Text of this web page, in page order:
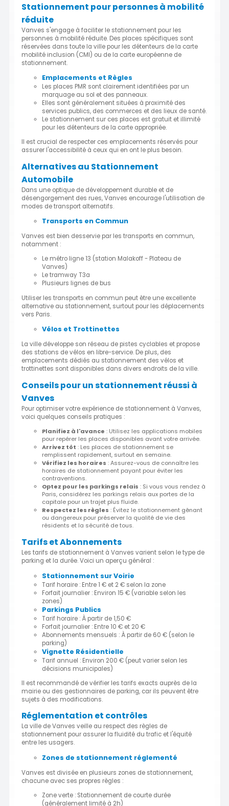
Stationnement pour personnes à mobilité
réduite
Vanves s'engage à faciliter le stationnement pour les
personnes à mobilité réduite. Des places spécifiques sont
réservées dans toute la ville pour les détenteurs de la carte
mobilité inclusion (CMI) ou de la carte européenne de
stationnement.
Emplacements et Règles
Les places PMR sont clairement identifiées par un
marquage au sol et des panneaux.
Elles sont généralement situées à proximité des
services publics, des commerces et des lieux de santé.
Le stationnement sur ces places est gratuit et illimité
pour les détenteurs de la carte appropriée.
Il est crucial de respecter ces emplacements réservés pour
assurer l'accessibilité à ceux qui en ont le plus besoin.
Alternatives au Stationnement
Automobile
Dans une optique de développement durable et de
désengorgement des rues, Vanves encourage l'utilisation de
modes de transport alternatifs.
Transports en Commun
Vanves est bien desservie par les transports en commun,
notamment :
Le métro ligne 13 (station Malakoff - Plateau de
Vanves)
Le tramway T3a
Plusieurs lignes de bus
Utiliser les transports en commun peut être une excellente
alternative au stationnement, surtout pour les déplacements
vers Paris.
Vélos et Trottinettes
La ville développe son réseau de pistes cyclables et propose
des stations de vélos en libre-service. De plus, des
emplacements dédiés au stationnement des vélos et
trottinettes sont disponibles dans divers endroits de la ville.
Conseils pour un stationnement réussi à
Vanves
Pour optimiser votre expérience de stationnement à Vanves,
voici quelques conseils pratiques :
Planifiez à l'avance : Utilisez les applications mobiles
pour repérer les places disponibles avant votre arrivée.
Arrivez tôt : Les places de stationnement se
remplissent rapidement, surtout en semaine.
Vérifiez les horaires : Assurez-vous de connaître les
horaires de stationnement payant pour éviter les
contraventions.
Optez pour les parkings relais : Si vous vous rendez à
Paris, considérez les parkings relais aux portes de la
capitale pour un trajet plus fluide.
Respectez les règles : Évitez le stationnement gênant
ou dangereux pour préserver la qualité de vie des
résidents et la sécurité de tous.
Tarifs et Abonnements
Les tarifs de stationnement à Vanves varient selon le type de
parking et la durée. Voici un aperçu général :
Stationnement sur Voirie
Tarif horaire : Entre 1 € et 2 € selon la zone
Forfait journalier : Environ 15 € (variable selon les
zones)
Parkings Publics
Tarif horaire : À partir de 1,50 €
Forfait journalier : Entre 10 € et 20 €
Abonnements mensuels : À partir de 60 € (selon le
parking)
Vignette Résidentielle
Tarif annuel : Environ 200 € (peut varier selon les
décisions municipales)
Il est recommandé de vérifier les tarifs exacts auprès de la
mairie ou des gestionnaires de parking, car ils peuvent être
sujets à des modifications.
Réglementation et contrôles
La ville de Vanves veille au respect des règles de
stationnement pour assurer la fluidité du trafic et l'équité
entre les usagers.
Zones de stationnement réglementé
Vanves est divisée en plusieurs zones de stationnement,
chacune avec ses propres règles :
Zone verte : Stationnement de courte durée
(généralement limité à 2h)